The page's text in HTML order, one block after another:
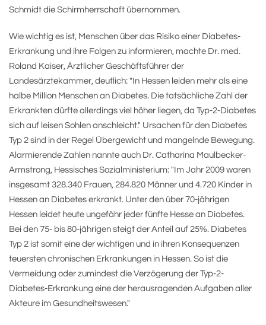
Schmidt die Schirmherrschaft übernommen.
Wie wichtig es ist, Menschen über das Risiko einer Diabetes-
Erkrankung und ihre Folgen zu informieren, machte Dr. med.
Roland Kaiser, Ärztlicher Geschäftsführer der
Landesärztekammer, deutlich: "In Hessen leiden mehr als eine
halbe Million Menschen an Diabetes. Die tatsächliche Zahl der
Erkrankten dürfte allerdings viel höher liegen, da Typ-2-Diabetes
sich auf leisen Sohlen anschleicht." Ursachen für den Diabetes
Typ 2 sind in der Regel Übergewicht und mangelnde Bewegung.
Alarmierende Zahlen nannte auch Dr. Catharina Maulbecker-
Armstrong, Hessisches Sozialministerium: "Im Jahr 2009 waren
insgesamt 328.340 Frauen, 284.820 Männer und 4.720 Kinder in
Hessen an Diabetes erkrankt. Unter den über 70-jährigen
Hessen leidet heute ungefähr jeder fünfte Hesse an Diabetes.
Bei den 75- bis 80-jährigen steigt der Anteil auf 25%. Diabetes
Typ 2 ist somit eine der wichtigen und in ihren Konsequenzen
teuersten chronischen Erkrankungen in Hessen. So ist die
Vermeidung oder zumindest die Verzögerung der Typ-2-
Diabetes-Erkrankung eine der herausragenden Aufgaben aller
Akteure im Gesundheitswesen."